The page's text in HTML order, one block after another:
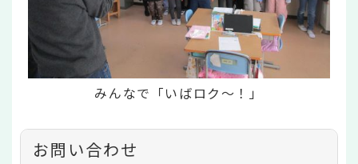
みんなで「いばロク～！」
お問い合わせ